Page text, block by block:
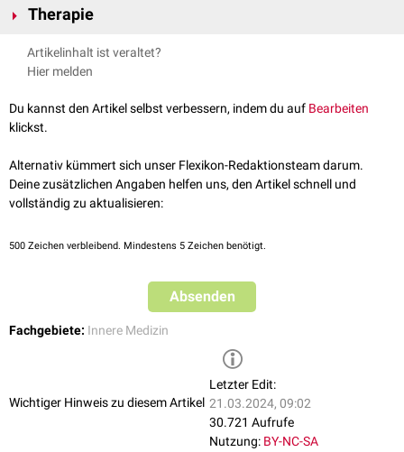
Operation
Gallensteine
komprimierende Tumoreoder entzündliche Raumforderungen
benachbarter Strukturen (
Cholestase, sowie
kommen.
Vorgeschichte (Entzündungen, Operationen, Gallensteinleiden) durch
endoskopische(ERCP) oder bidgeberische (
Darstellung von Gallengang und Papille.
Bei Tumoren ist für die Planung des weiteren therapeutische Vorgehens
eine endoskopische Probeexzision indiziert.
Therapie
Die Therapie erfolgt in Abhängigkeit der jeweiligen Ursache durch
endoskopisch oder operative Sarnierung mittels
Papillotomie bzw. biliärerSphincterotomie
Stent
Artikelinhalt ist veraltet?
Hier melden
Du kannst den Artikel selbst verbessern, indem du auf Bearbeiten
klickst.
Alternativ kümmert sich unser Flexikon-Redaktionsteam darum.
Deine zusätzlichen Angaben helfen uns, den Artikel schnell und
vollständig zu aktualisieren:
500 Zeichen verbleibend. Mindestens 5 Zeichen benötigt.
Absenden
Fachgebiete: Innere Medizin
Wichtiger Hinweis zu diesem Artikel
Letzter Edit:
21.03.2024, 09:02
30.721 Aufrufe
Nutzung: BY-NC-SA